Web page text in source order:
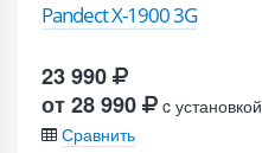
Pandect X-1900 3G
23 990
от 28 990
c установкой
Сравнить